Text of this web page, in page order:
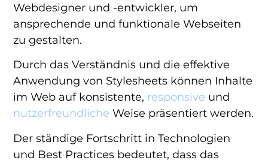
Webdesigner und -entwickler, um
ansprechende und funktionale Webseiten
zu gestalten.
Durch das Verständnis und die effektive
Anwendung von Stylesheets können Inhalte
im Web auf konsistente, responsive und
nutzerfreundliche Weise präsentiert werden.
Der ständige Fortschritt in Technologien
und Best Practices bedeutet, dass das